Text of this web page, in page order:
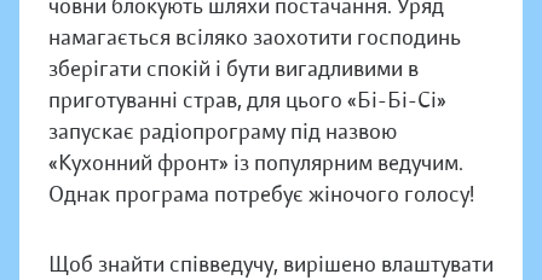
човни блокують шляхи постачання. Уряд
намагається всіляко заохотити господинь
зберігати спокій і бути вигадливими в
приготуванні страв, для цього «Бі-Бі-Сі»
запускає радіопрограму під назвою
«Кухонний фронт» із популярним ведучим.
Однак програма потребує жіночого голосу!
Щоб знайти співведучу, вирішено влаштувати